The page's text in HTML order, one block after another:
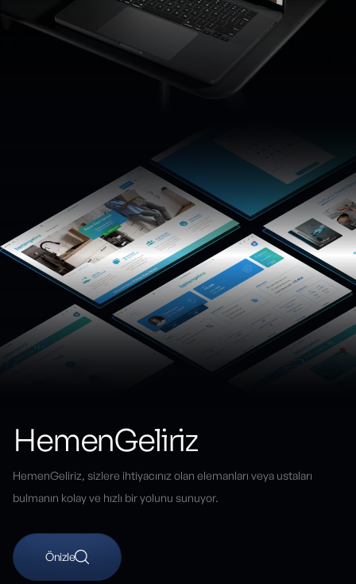
HemenGeliriz
HemenGeliriz, sizlere ihtiyacınız olan elemanları veya ustaları
bulmanın kolay ve hızlı bir yolunu sunuyor.
Önizle